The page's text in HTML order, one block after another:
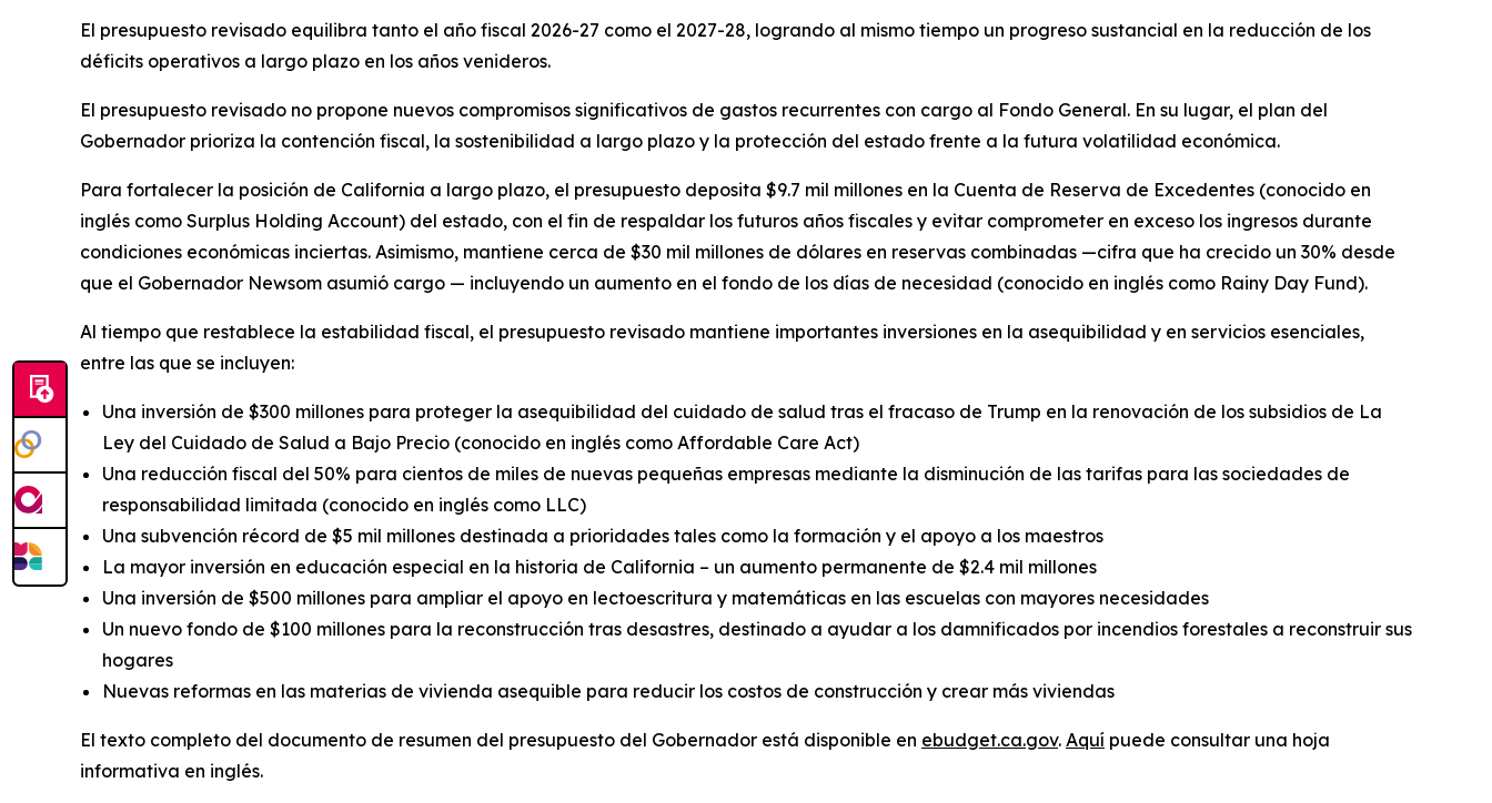
El presupuesto revisado equilibra tanto el año fiscal 2026-27 como el 2027-28, logrando al mismo tiempo un progreso sustancial en la reducción de los
déficits operativos a largo plazo en los años venideros.
El presupuesto revisado no propone nuevos compromisos significativos de gastos recurrentes con cargo al Fondo General. En su lugar, el plan del
Gobernador prioriza la contención fiscal, la sostenibilidad a largo plazo y la protección del estado frente a la futura volatilidad económica.
Para fortalecer la posición de California a largo plazo, el presupuesto deposita $9.7 mil millones en la Cuenta de Reserva de Excedentes (conocido en
inglés como Surplus Holding Account) del estado, con el fin de respaldar los futuros años fiscales y evitar comprometer en exceso los ingresos durante
condiciones económicas inciertas. Asimismo, mantiene cerca de $30 mil millones de dólares en reservas combinadas —cifra que ha crecido un 30% desde
que el Gobernador Newsom asumió cargo — incluyendo un aumento en el fondo de los días de necesidad (conocido en inglés como Rainy Day Fund).
Al tiempo que restablece la estabilidad fiscal, el presupuesto revisado mantiene importantes inversiones en la asequibilidad y en servicios esenciales,
entre las que se incluyen:
Una inversión de $300 millones para proteger la asequibilidad del cuidado de salud tras el fracaso de Trump en la renovación de los subsidios de La
Ley del Cuidado de Salud a Bajo Precio (conocido en inglés como Affordable Care Act)
Una reducción fiscal del 50% para cientos de miles de nuevas pequeñas empresas mediante la disminución de las tarifas para las sociedades de
responsabilidad limitada (conocido en inglés como LLC)
Una subvención récord de $5 mil millones destinada a prioridades tales como la formación y el apoyo a los maestros
La mayor inversión en educación especial en la historia de California – un aumento permanente de $2.4 mil millones
Una inversión de $500 millones para ampliar el apoyo en lectoescritura y matemáticas en las escuelas con mayores necesidades
Un nuevo fondo de $100 millones para la reconstrucción tras desastres, destinado a ayudar a los damnificados por incendios forestales a reconstruir sus
hogares
Nuevas reformas en las materias de vivienda asequible para reducir los costos de construcción y crear más viviendas
El texto completo del documento de resumen del presupuesto del Gobernador está disponible en ebudget.ca.gov. Aquí puede consultar una hoja
informativa en inglés.